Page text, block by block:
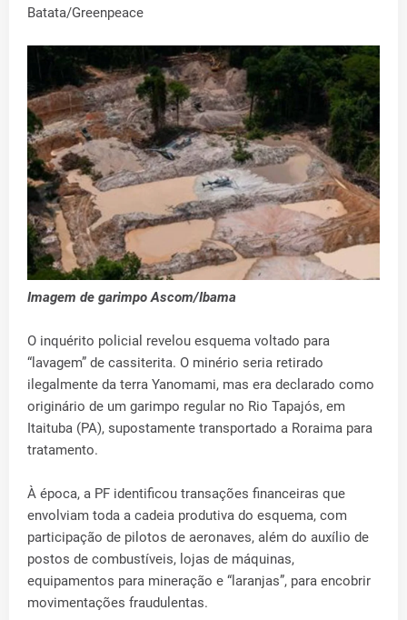
Batata/Greenpeace
Imagem de garimpo Ascom/Ibama
O inquérito policial revelou esquema voltado para
“lavagem” de cassiterita. O minério seria retirado
ilegalmente da terra Yanomami, mas era declarado como
originário de um garimpo regular no Rio Tapajós, em
Itaituba (PA), supostamente transportado a Roraima para
tratamento.
À época, a PF identificou transações financeiras que
envolviam toda a cadeia produtiva do esquema, com
participação de pilotos de aeronaves, além do auxílio de
postos de combustíveis, lojas de máquinas,
equipamentos para mineração e “laranjas”, para encobrir
movimentações fraudulentas.